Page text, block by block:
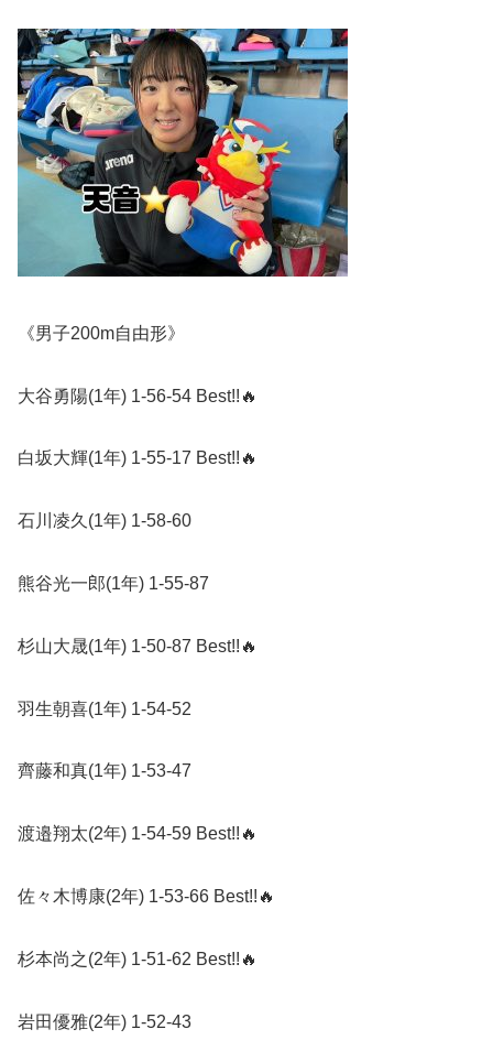
《男子200m自由形》
大谷勇陽(1年) 1-56-54 Best!! 🔥
白坂大輝(1年) 1-55-17 Best!! 🔥
石川凌久 (1年) 1-58-60
熊谷光一郎(1年) 1-55-87
杉山大晟(1年) 1-50-87 Best!! 🔥
羽生朝喜(1年) 1-54-52
齊藤和真(1年) 1-53-47
渡邉翔太(2年) 1-54-59 Best!! 🔥
佐々木博康(2年) 1-53-66 Best!! 🔥
杉本尚之(2年) 1-51-62 Best!! 🔥
岩田優雅(2年) 1-52-43